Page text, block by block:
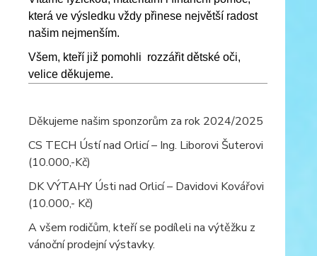
která ve výsledku vždy přinese největší radost
našim nejmenším.
Všem, kteří již pomohli rozzářit dětské oči,
velice děkujeme.
Děkujeme našim sponzorům za rok 2024/2025
CS TECH Ústí nad Orlicí – Ing. Liborovi Šuterovi
(10.000,-Kč)
DK VÝTAHY Ústi nad Orlicí – Davidovi Kovářovi
(10.000,- Kč)
A všem rodičům, kteří se podíleli na výtěžku z
vánoční prodejní výstavky.